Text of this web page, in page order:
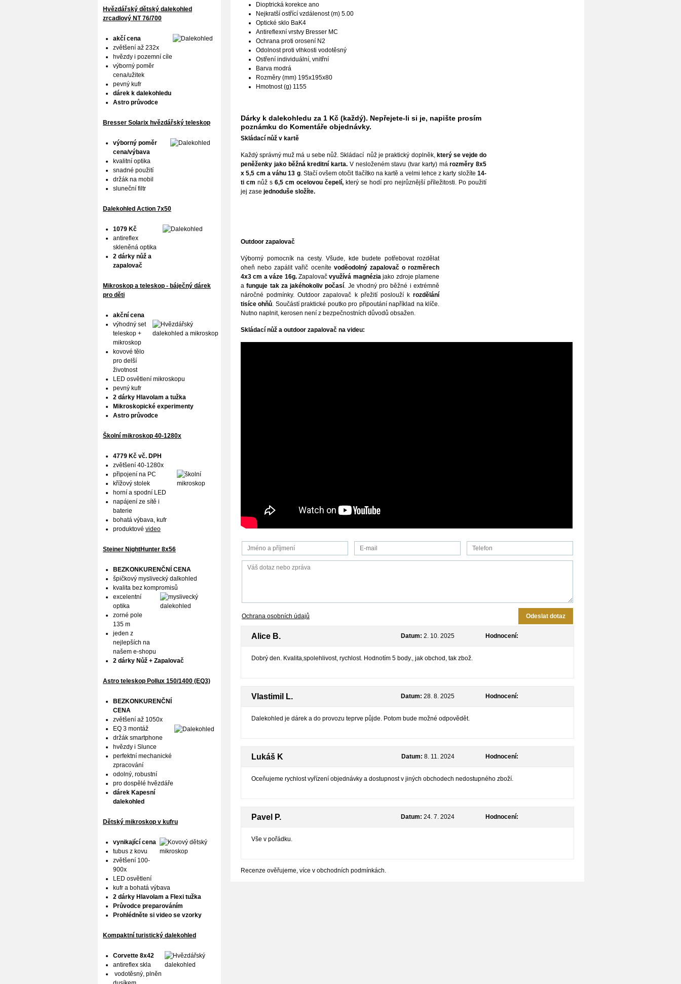
Dioptrická korekce ano
Nejkratší ostřící vzdálenost (m) 5.00
Optické sklo BaK4
Antireflexní vrstvy Bresser MC
Ochrana proti orosení N2
Odolnost proti vlhkosti vodotěsný
Ostření individuální, vnitřní
Barva modrá
Rozměry (mm) 195x195x80
Hmotnost (g) 1155
Dárky k dalekohledu za 1 Kč (každý). Nepřejete-li si je, napište prosím
poznámku do Komentáře objednávky.
Skládací nůž v kartě
Každý správný muž má u sebe nůž. Skládací nůž je praktický doplněk, který se vejde do
peněženky jako běžná kreditní karta. V nesloženém stavu (tvar karty) mározměry 8x5
x5,5 cm a váhu 13 g. Stačí ovšem otočit tlačítko na kartě a velmi lehce z karty složíte14-
ti cm nůž s 6,5 cm ocelovou čepelí, který se hodí pro nejrůznější příležitosti. Po použití
jej zase jednoduše složíte.
Outdoor zapalovač
Výborný pomocník na cesty. Všude, kde budete potřebovat rozdělat
oheň nebo zapálit vařič oceníte voděodolný zapalovač o rozměrech
4x3 cm a váze 16g.Zapalovačvyužívá magnézia jako zdroje plamene
a funguje tak za jakéhokoliv počasí . Je vhodný pro běžné i extrémně
náročné podmínky. Outdoor zapalovač k přežití poslouží k rozdělání
tisíce ohňů . Součástí praktické poutko pro připoutání například na klíče.
Nutno naplnit, kerosen není z bezpečnostních důvodů obsažen.
Skládací nůž a outdoor zapalovač na videu:
Ochrana osobních údajů Odeslat dotaz
Alice B. Hodnocení:
Datum: 2. 10. 2025
Dobrý den. Kvalita,spolehlivost, rychlost. Hodnotím 5 body., jak obchod, tak zbož.
Vlastimil L. Hodnocení:
Datum: 28. 8. 2025
Dalekohled je dárek a do provozu teprve půjde. Potom bude možné odpovědět.
Lukáš K Hodnocení:
Datum: 8. 11. 2024
Oceňujeme rychlost vyřízení objednávky a dostupnost v jiných obchodech nedostupného zboží.
Pavel P. Hodnocení:
Datum: 24. 7. 2024
Vše v pořádku.
Recenze ověřujeme, více v obchodních podmínkách.
Hvězdářský dětský dalekohled
zrcadlový NT 76/700
akčí cena
zvětšení až 232x
hvězdy i pozemní cíle
výborný poměr
cena/užitek
pevný kufr
dárek k dalekohledu
Astro průvodce
Bresser Solarix hvězdářský teleskop
výborný poměr
cena/výbava
kvalitní optika
snadné použití
držák na mobil
sluneční filtr
Dalekohled Action 7x50
1079 Kč
antireflex
skleněná optika
2 dárky nůž a
zapalovač
Mikroskop a teleskop - báječný dárek
pro děti
akční cena
výhodný set
teleskop +
mikroskop
kovové tělo
pro delší
životnost
LED osvětlení mikroskopu
pevný kufr
2 dárky Hlavolam a tužka
Mikroskopické experimenty
Astro průvodce
Školní mikroskop 40-1280x
4779 Kč vč. DPH
zvětšení 40-1280x
připojení na PC
křížový stolek
horní a spodní LED
napájení ze sítě i
baterie
bohatá výbava, kufr
produktové video
Steiner NightHunter 8x56
BEZKONKURENČNÍ CENA
špičkový myslivecký dalkohled
kvalita bez kompromisů
excelentní
optika
zorné pole
135 m
jeden z
nejlepších na
našem e-shopu
2 dárky Nůž + Zapalovač
Astro teleskop Pollux 150/1400 (EQ3)
BEZKONKURENČNÍ
CENA
zvětšení až 1050x
EQ 3 montáž
držák smartphone
hvězdy i Slunce
perfektní mechanické
zpracování
odolný, robustní
pro dospělé hvězdáře
dárek Kapesní
dalekohled
Dětský mikroskop v kufru
vynikající cena
tubus z kovu
zvětšení 100-
900x
LED osvětlení
kufr a bohatá výbava
2 dárky Hlavolam a Flexi tužka
Průvodce preparováním
Prohlédněte si video se vzorky
Kompaktní turistický dalekohled
Corvette 8x42
antireflex skla
vodotěsný, plněn